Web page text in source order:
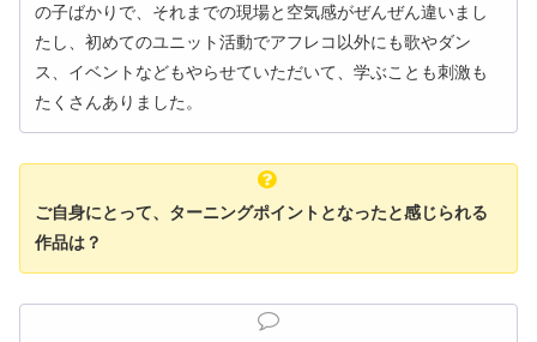
の子ばかりで、それまでの現場と空気感がぜんぜん違いまし
たし、初めてのユニット活動でアフレコ以外にも歌やダン
ス、イベントなどもやらせていただいて、学ぶことも刺激も
たくさんありました。
ご自身にとって、ターニングポイントとなったと感じられる
作品は？